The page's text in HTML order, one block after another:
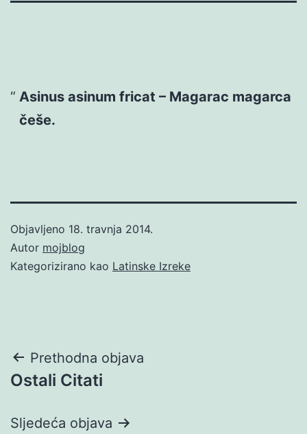
Asinus asinum fricat – Magarac magarca
češe.
Objavljeno 18. travnja 2014.
Autor mojblog
Kategorizirano kao Latinske Izreke
Navigacija
objava
Prethodna objava
Ostali Citati
Sljedeća objava